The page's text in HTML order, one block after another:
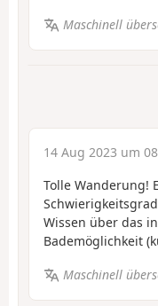
Maschinell
14 Aug 2023 um
Tolle Wanderung!
Wissen über das
Bademöglichkeit
Maschinell